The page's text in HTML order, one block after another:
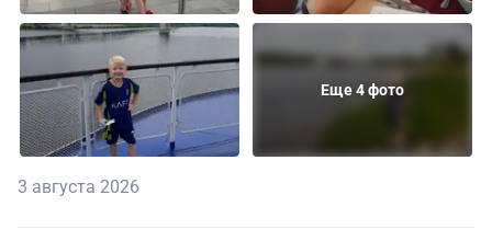
Еще 4 фото
3 августа 2026